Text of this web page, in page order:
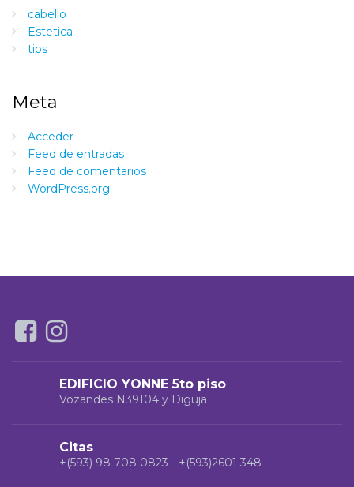
cabello
Estetica
tips
Meta
Acceder
Feed de entradas
Feed de comentarios
WordPress.org
EDIFICIO YONNE 5to piso
Vozandes N39104 y Diguja
Citas
+(593) 98 708 0823 - +(593)2601 348